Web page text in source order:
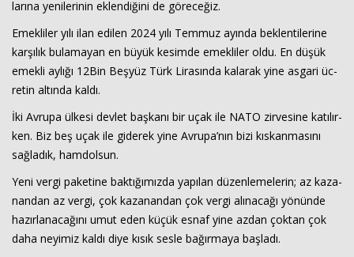
la­rı­na ye­ni­le­ri­nin ek­len­di­ği­ni de gö­re­ce­ğiz.
Emek­li­ler yılı ilan edi­len 2024 yılı Tem­muz ayın­da bek­len­ti­le­ri­ne
kar­şı­lık bu­la­ma­yan en büyük ke­sim­de emek­li­ler oldu. En düşük
emek­li ay­lı­ğı 12Bin Beş­yüz Türk Li­ra­sın­da ka­la­rak yine as­ga­ri üc­
re­tin al­tın­da kaldı.
İki Av­ru­pa ül­ke­si dev­let baş­ka­nı bir uçak ile NATO zir­ve­si­ne ka­tı­lır­
ken. Biz beş uçak ile gi­de­rek yine Av­ru­pa’nın bizi kıs­kan­ma­sı­nı
sağ­la­dık, ham­dol­sun.
Yeni vergi pa­ke­ti­ne bak­tı­ğı­mız­da ya­pı­lan dü­zen­le­me­le­rin; az ka­za­
nan­dan az vergi, çok ka­za­nan­dan çok vergi alı­na­ca­ğı yö­nün­de
ha­zır­la­na­ca­ğı­nı umut eden küçük esnaf yine azdan çok­tan çok
daha ne­yi­miz kaldı diye kısık sesle ba­ğır­ma­ya baş­la­dı.